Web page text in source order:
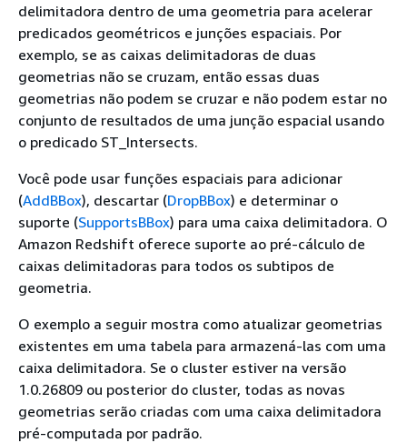
delimitadora dentro de uma geometria para acelerar
predicados geométricos e junções espaciais. Por
exemplo, se as caixas delimitadoras de duas
geometrias não se cruzam, então essas duas
geometrias não podem se cruzar e não podem estar no
conjunto de resultados de uma junção espacial usando
o predicado ST_Intersects.
Você pode usar funções espaciais para adicionar
(AddBBox), descartar (DropBBox) e determinar o
suporte (SupportsBBox) para uma caixa delimitadora. O
Amazon Redshift oferece suporte ao pré-cálculo de
caixas delimitadoras para todos os subtipos de
geometria.
O exemplo a seguir mostra como atualizar geometrias
existentes em uma tabela para armazená-las com uma
caixa delimitadora. Se o cluster estiver na versão
1.0.26809 ou posterior do cluster, todas as novas
geometrias serão criadas com uma caixa delimitadora
pré-computada por padrão.